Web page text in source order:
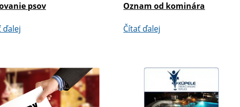
psov
ďalej
Oznam od kominára
Čítať ďalej